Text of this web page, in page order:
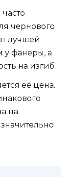
чернового
лучшей
у фанеры, а
на изгиб.
её цена.
на